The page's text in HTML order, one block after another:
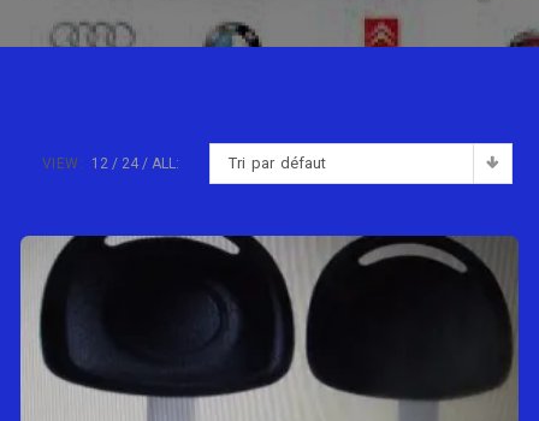
Tri par défaut
VIEW: 12 24 ALL: